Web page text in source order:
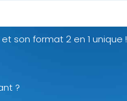
son format 2 en 1 unique !
?